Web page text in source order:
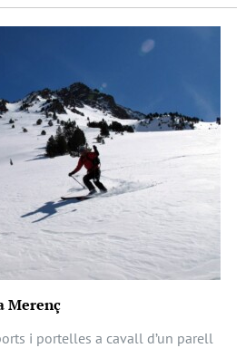
Merenç
i portelles a cavall d’un parell